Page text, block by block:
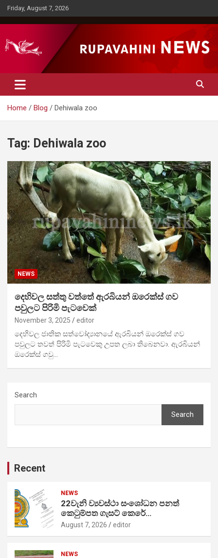
Skip
to
content
Friday, August 7, 2026
Rupavahini News
Home Blog Dehiwala zoo
Tag: Dehiwala zoo
NEWS
දෙහිවල සත්තු වත්තේ ඇරබියන් ඔරෙක්ස් ගව
පවුලට පිරිමි පැටවෙක්
November 3, 2025 editor
දෙහිවල ජාතික සත්වෝද්‍යානයේ ඇරබියන් ඔරෙක්ස් ගව
පවුලට තවත් පිරිමි පැටවෙකු උපත ලබා තිබෙනවා. ඇරබියන්
ඔරෙක්ස් ගවු…
Search
Search
Recent
NEWS
22වැනි ව්‍යවස්ථා සංශෝධන පනත්
කෙටුම්පත ගැසට් කෙරේ…
August 7, 2026 editor
NEWS